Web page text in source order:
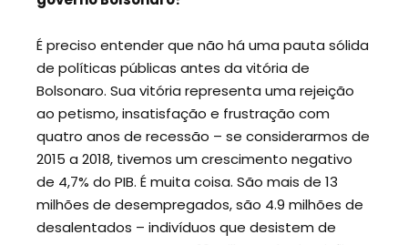
É preciso entender que não há uma pauta sólida
de políticas públicas antes da vitória de
Bolsonaro. Sua vitória representa uma rejeição
ao petismo, insatisfação e frustração com
quatro anos de recessão – se considerarmos de
2015 a 2018, tivemos um crescimento negativo
de 4,7% do PIB. É muita coisa. São mais de 13
milhões de desempregados, são 4.9 milhões de
desalentados – indivíduos que desistem de